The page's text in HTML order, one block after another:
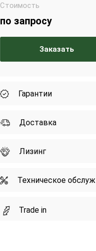
Стоимость
по запросу
Заказать
Гарантии
Доставка
Лизинг
Техническое
Trade in